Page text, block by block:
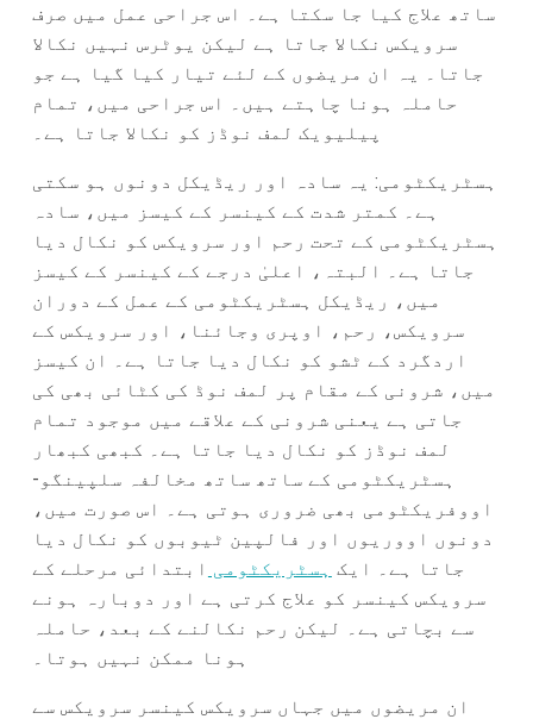
ساتھ علاج کیا جا سکتا ہے۔ اس جراحی عمل میں صرف
سرویکس نکالا جاتا ہے لیکن یوٹرس نہیں نکالا
جاتا۔ یہ ان مریضوں کے لئے تیار کیا گیا ہے جو
حاملہ ہونا چاہتے ہیں۔ اس جراحی میں، تمام
پیلیویک لمف نوڈز کو نکالا جاتا ہے۔
ہسٹریکٹومی: یہ سادہ اور ریڈیکل دونوں ہو سکتی
ہے۔ کمتر شدت کے کینسر کے کیسز میں، سادہ
ہسٹریکٹومی کے تحت رحم اور سرویکس کو نکال دیا
جاتا ہے۔ البتہ، اعلیٰ درجے کے کینسر کے کیسز
میں، ریڈیکل ہسٹریکٹومی کے عمل کے دوران
سرویکس، رحم، اوپری وجائنا، اور سرویکس کے
اردگرد کے ٹشو کو نکال دیا جاتا ہے۔ ان کیسز
میں، شرونی کے مقام پر لمف نوڈ کی کٹائی بھی کی
جاتی ہے یعنی شرونی کے علاقے میں موجود تمام
لمف نوڈز کو نکال دیا جاتا ہے۔ کبھی کبھار
ہسٹریکٹومی کے ساتھ ساتھ مخالفہ سلپینگو-
اووفریکٹومی بھی ضروری ہوتی ہے۔ اس صورت میں،
دونوں اووریوں اور فالپین ٹیوبوں کو نکال دیا
جاتا ہے۔ ایک ہسٹریکٹومی ابتدائی مرحلے کے
سرویکس کینسر کو علاج کرتی ہے اور دوبارہ ہونے
سے بچاتی ہے۔ لیکن رحم نکالنے کے بعد، حاملہ
ہونا ممکن نہیں ہوتا۔
ان مریضوں میں جہاں سرویکس کینسر سرویکس سے